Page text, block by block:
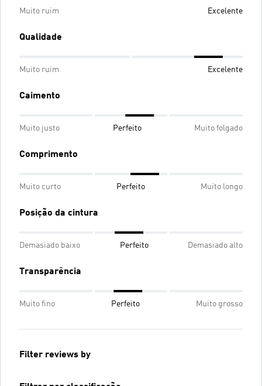
Muito ruim Excelente
Qualidade
Muito ruim Excelente
Caimento
Muito justo Perfeito Muito folgado
Comprimento
Muito curto Perfeito Muito longo
Posição da cintura
Demasiado baixo Perfeito Demasiado alto
Transparência
Muito fino Perfeito Muito grosso
Filter reviews by